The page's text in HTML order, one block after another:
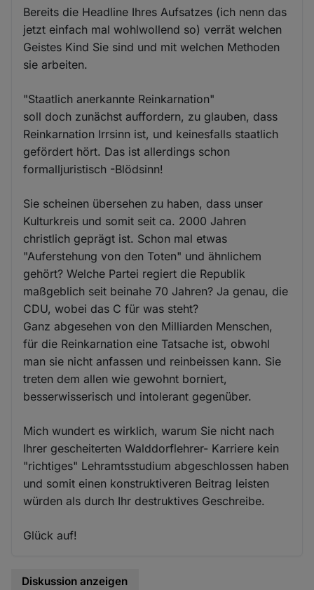
Bereits die Headline Ihres Aufsatzes (ich nenn das
jetzt einfach mal wohlwollend so) verrät welchen
Geistes Kind Sie sind und mit welchen Methoden
sie arbeiten.
"Staatlich anerkannte Reinkarnation"
soll doch zunächst auffordern, zu glauben, dass
Reinkarnation Irrsinn ist, und keinesfalls staatlich
gefördert hört. Das ist allerdings schon
formalljuristisch -Blödsinn!
Sie scheinen übersehen zu haben, dass unser
Kulturkreis und somit seit ca. 2000 Jahren
christlich geprägt ist. Schon mal etwas
"Auferstehung von den Toten" und ähnlichem
gehört? Welche Partei regiert die Republik
maßgeblich seit beinahe 70 Jahren? Ja genau, die
CDU, wobei das C für was steht?
Ganz abgesehen von den Milliarden Menschen,
für die Reinkarnation eine Tatsache ist, obwohl
man sie nicht anfassen und reinbeissen kann. Sie
treten dem allen wie gewohnt borniert,
besserwisserisch und intolerant gegenüber.
Mich wundert es wirklich, warum Sie nicht nach
Ihrer gescheiterten Walddorflehrer- Karriere kein
"richtiges" Lehramtsstudium abgeschlossen haben
und somit einen konstruktiveren Beitrag leisten
würden als durch Ihr destruktives Geschreibe.
Glück auf!
Diskussion anzeigen